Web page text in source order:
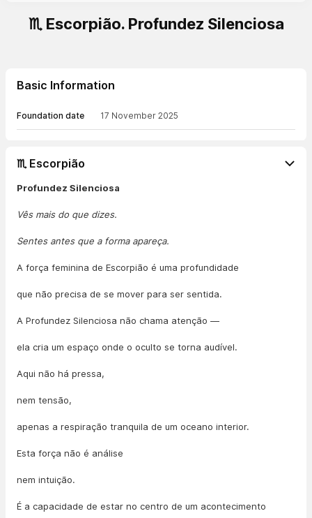
♏ Escorpião. Profundez Silenciosa
Basic Information
Foundation date 17 November 2025
♏ Escorpião
Profundez Silenciosa
Vês mais do que dizes.
Sentes antes que a forma apareça.
A força feminina de Escorpião é uma profundidade
que não precisa de se mover para ser sentida.
A Profundez Silenciosa não chama atenção —
ela cria um espaço onde o oculto se torna audível.
Aqui não há pressa,
nem tensão,
apenas a respiração tranquila de um oceano interior.
Esta força não é análise
nem intuição.
É a capacidade de estar no centro de um acontecimento